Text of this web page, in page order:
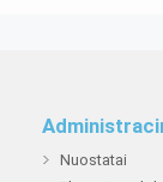
Nuostatai